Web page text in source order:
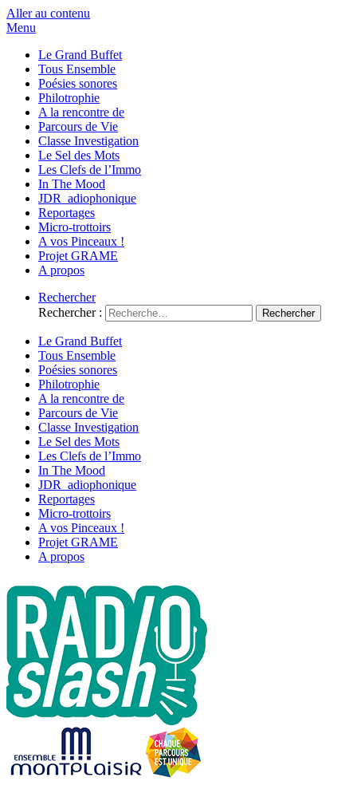
Aller au contenu
Menu
Le Grand Buffet
Tous Ensemble
Poésies sonores
Philotrophie
A la rencontre de
Parcours de Vie
Classe Investigation
Le Sel des Mots
Les Clefs de l’Immo
In The Mood
JDR_adiophonique
Reportages
Micro-trottoirs
A vos Pinceaux !
Projet GRAME
A propos
Rechercher
Rechercher :
Le Grand Buffet
Tous Ensemble
Poésies sonores
Philotrophie
A la rencontre de
Parcours de Vie
Classe Investigation
Le Sel des Mots
Les Clefs de l’Immo
In The Mood
JDR_adiophonique
Reportages
Micro-trottoirs
A vos Pinceaux !
Projet GRAME
A propos